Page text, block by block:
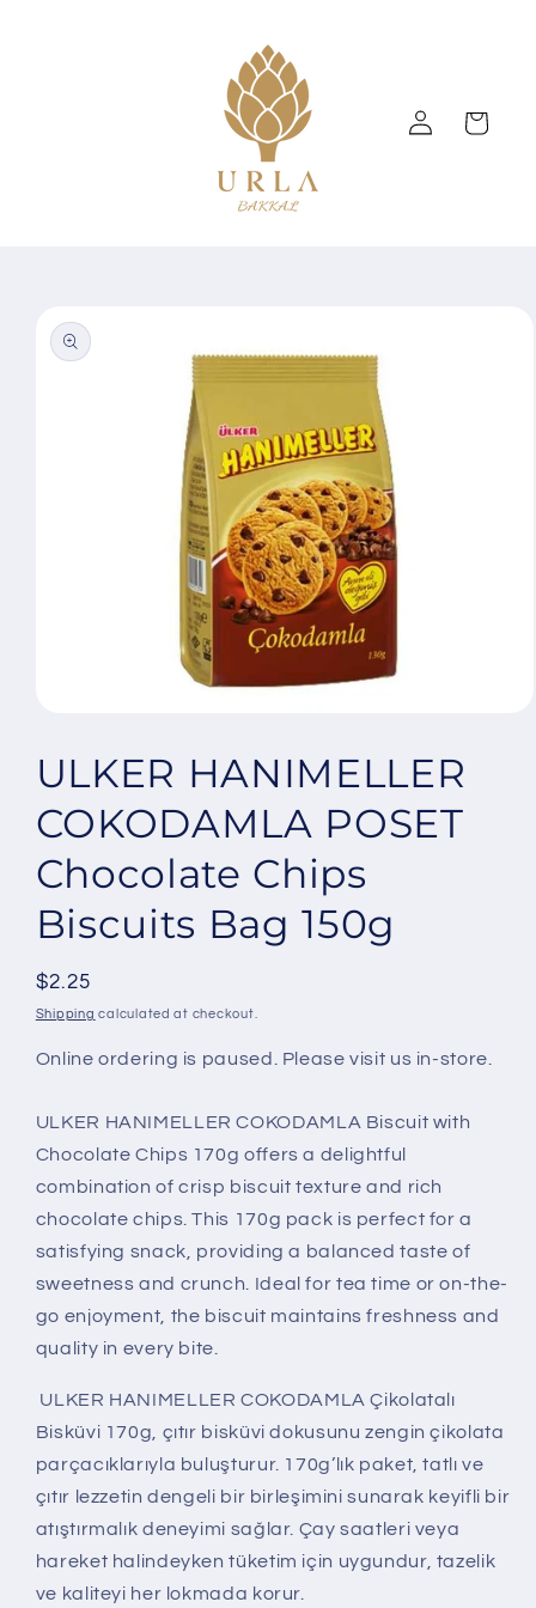
Log
in
Cart
product
information
1
in
modal
ULKER HANIMELLER
COKODAMLA POSET
Chocolate Chips
Biscuits Bag 150g
Regular
price
$2.25
Shipping calculated at checkout.
Online ordering is paused. Please visit us in-store.
ULKER HANIMELLER COKODAMLA Biscuit with
Chocolate Chips 170g offers a delightful
combination of crisp biscuit texture and rich
chocolate chips. This 170g pack is perfect for a
satisfying snack, providing a balanced taste of
sweetness and crunch. Ideal for tea time or on-the-
go enjoyment, the biscuit maintains freshness and
quality in every bite.
ULKER HANIMELLER COKODAMLA Çikolatalı
Bisküvi 170g, çıtır bisküvi dokusunu zengin çikolata
parçacıklarıyla buluşturur. 170g’lık paket, tatlı ve
çıtır lezzetin dengeli bir birleşimini sunarak keyifli bir
atıştırmalık deneyimi sağlar. Çay saatleri veya
hareket halindeyken tüketim için uygundur, tazelik
ve kaliteyi her lokmada korur.